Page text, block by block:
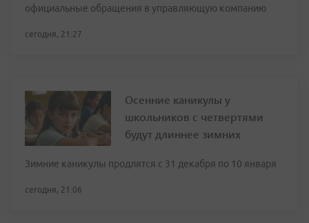
официальные обращения в управляющую компанию
сегодня, 21:27
Осенние каникулы у
школьников с четвертями
будут длиннее зимних
Зимние каникулы продлятся с 31 декабря по 10 января
сегодня, 21:06